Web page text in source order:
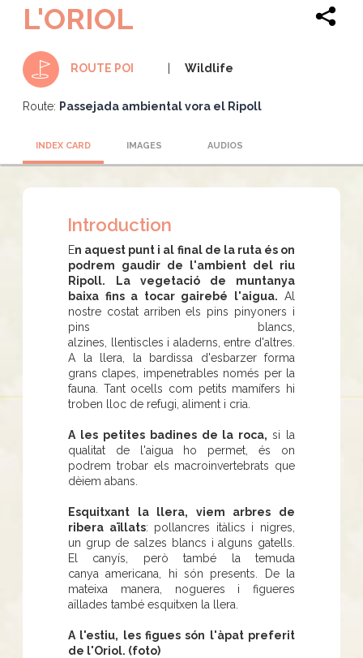
L'ORIOL
ROUTE POI Wildlife
Route: Passejada ambiental vora el Ripoll
INDEX CARD IMAGES AUDIOS
Introduction
En aquest punt i al final de la ruta és on
podrem gaudir de l'ambient del riu
Ripoll.
La vegetació de muntanya
baixa fins a tocar gairebé l'aigua. Al
nostre costat arriben els pins pinyoners i
pins blancs,
alzines, llentiscles i aladerns, entre d'altres.
A la llera, la bardissa d'esbarzer forma
grans clapes, impenetrables només per la
fauna. Tant ocells com petits mamífers hi
troben lloc de refugi, aliment i cria.
A les petites badines de la roca,si la
qualitat de l'aigua ho permet, és on
podrem trobar els macroinvertebrats que
dèiem abans.
Esquitxant la llera, viem arbres de
ribera aïllats: pollancres itàlics i nigres,
un grup de salzes blancs i alguns gatells.
El canyís, però també la temuda
canya americana, hi són presents. De la
mateixa manera, nogueres i figueres
aïllades també esquitxen la llera.
A l'estiu, les figues són l'àpat preferit
de l'Oriol. (foto)